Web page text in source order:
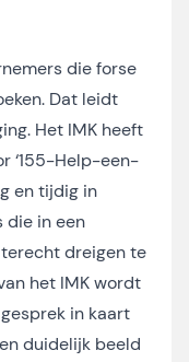
die forse
Dat leidt
Het IMK heeft
‘155-Help-een-
en tijdig in
die in een
dreigen te
het IMK wordt
in kaart
duidelijk beeld